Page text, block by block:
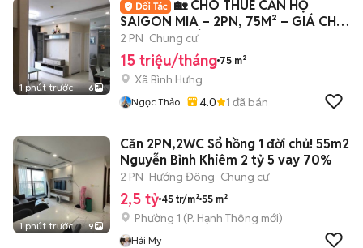
1 phút trước 6
🏡 CHO THUÊ CĂN HỘ
SAIGON MIA – 2PN, 75M² – GIÁ CHỈ
15 TRIỆU/THÁNG
2 PN Chung cư
15 triệu/tháng 75 m²
Xã Bình Hưng
Ngọc Thảo 4.0 1 đã bán
1 phút trước 9
Căn 2PN,2WC Sổ hồng 1 đời chủ! 55m2
Nguyễn Bỉnh Khiêm 2 tỷ 5 vay 70%
2 PN Hướng Đông Chung cư
2,5 tỷ 45 tr/m² 55 m²
Phường 1 (P. Hạnh Thông mới)
Hải My